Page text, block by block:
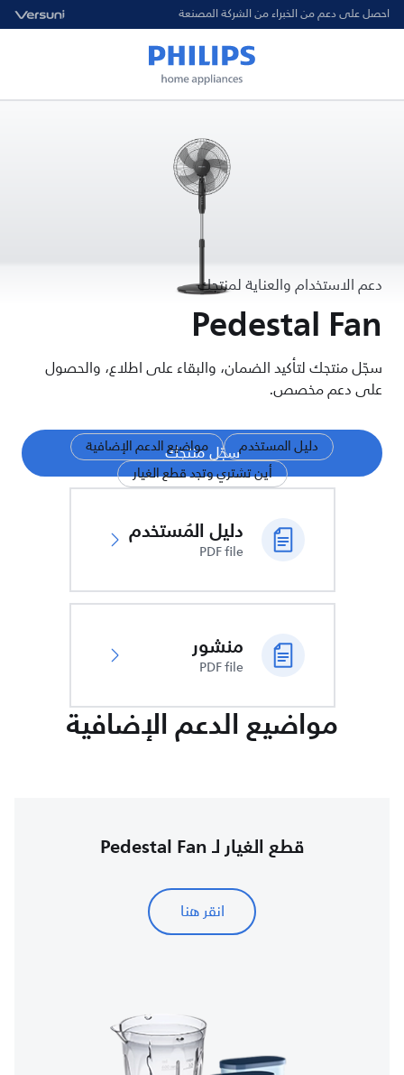
احصل على دعم من الخبراء من الشركة المصنعة
دعم الاستخدام والعناية لمنتجك
Pedestal Fan
سجّل منتجك لتأكيد الضمان، والبقاء على اطلاع، والحصول
على دعم مخصص.
سجّل منتجكدليل المستخدم
مواضيع الدعم الإضافية
أين تشتري وتجد قطع الغيار
دليل المُستخدم
PDF file
منشور
PDF file
مواضيع الدعم الإضافية
قطع الغيار لـ Pedestal Fan
انقر هنا